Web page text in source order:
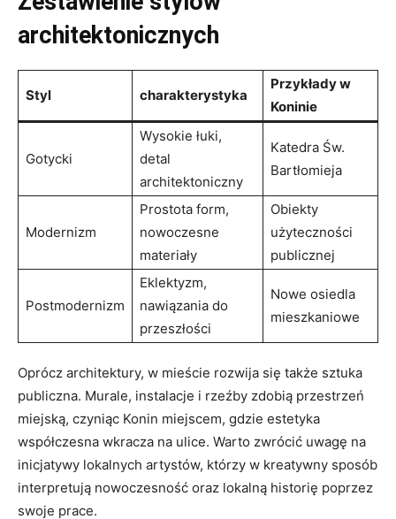
architektonicznych
Styl charakterystyka
Przykłady w
Koninie
Gotycki
Wysokie łuki,
detal
architektoniczny
Katedra Św.
Bartłomieja
Modernizm
Prostota form,
nowoczesne
materiały
Obiekty
użyteczności
‌publicznej
Postmodernizm
Eklektyzm,
nawiązania do
przeszłości
Nowe osiedla
mieszkaniowe
Oprócz architektury, w mieście rozwija się także sztuka
publiczna.⁤ Murale, instalacje i rzeźby zdobią przestrzeń
miejską, czyniąc Konin miejscem, gdzie estetyka
współczesna wkracza na ulice.‌ Warto zwrócić uwagę na
inicjatywy lokalnych artystów, ‌którzy‍ w kreatywny sposób⁤
interpretują nowoczesność oraz lokalną⁢ historię poprzez
swoje prace.